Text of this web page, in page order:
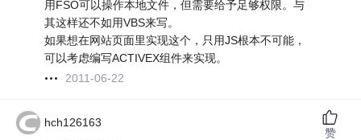
用FSO可以操作本地文件，但需要给予足够权限。与
其这样还不如用VBS来写。
如果想在网站页面里实现这个，只用JS根本不可能，
可以考虑编写ACTIVEX组件来实现。
2011-06-22
hch126163
赞